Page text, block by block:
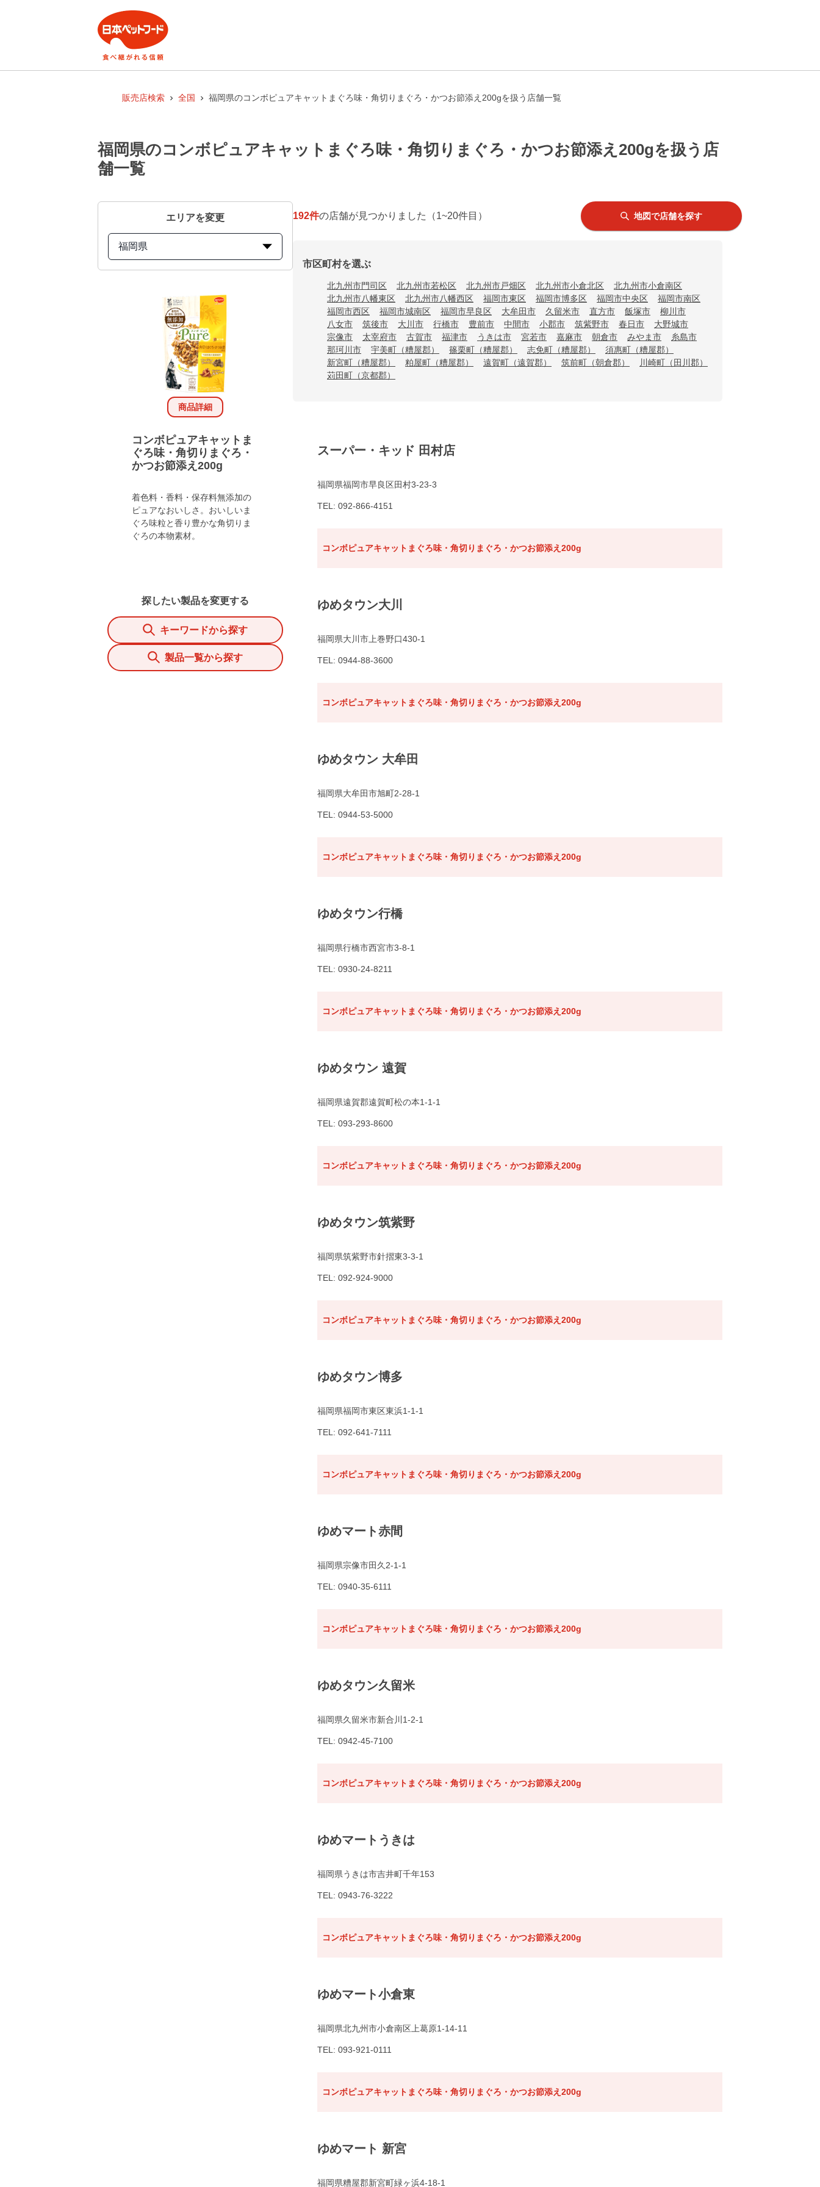
販売店検索 全国 福岡県のコンボピュアキャットまぐろ味・角切りまぐろ・かつお節添え200gを扱う店舗一覧
福岡県のコンボピュアキャットまぐろ味・角切りまぐろ・かつお節添え200gを扱う店
舗一覧
エリアを変更
福岡県
商品詳細
コンボピュアキャットま
ぐろ味・角切りまぐろ・
かつお節添え200g
着色料・香料・保存料無添加の
ピュアなおいしさ。おいしいま
ぐろ味粒と香り豊かな角切りま
ぐろの本物素材。
探したい製品を変更する
キーワードから探す
製品一覧から探す
192件の店舗が見つかりました （1~20件目） 地図で店舗を探す
市区町村を選ぶ
北九州市門司区 北九州市若松区 北九州市戸畑区 北九州市小倉北区
北九州市小倉南区
北九州市八幡東区
北九州市八幡西区 福岡市東区 福岡市博多区 福岡市中央区
福岡市南区
福岡市西区
福岡市城南区 福岡市早良区 大牟田市 久留米市 直方市 飯塚市
柳川市
八女市
筑後市 大川市 行橋市 豊前市 中間市 小郡市 筑紫野市 春日市
大野城市
宗像市
太宰府市 古賀市 福津市 うきは市 宮若市 嘉麻市 朝倉市 みやま市
糸島市
那珂川市
宇美町（糟屋郡） 篠栗町（糟屋郡） 志免町（糟屋郡）
須惠町（糟屋郡）
新宮町（糟屋郡）
粕屋町（糟屋郡） 遠賀町（遠賀郡） 筑前町（朝倉郡）
川崎町（田川郡）
苅田町（京都郡）
スーパー・キッド 田村店
福岡県福岡市早良区田村3-23-3
TEL: 092-866-4151
コンボピュアキャットまぐろ味・角切りまぐろ・かつお節添え200g
ゆめタウン大川
福岡県大川市上巻野口430-1
TEL: 0944-88-3600
コンボピュアキャットまぐろ味・角切りまぐろ・かつお節添え200g
ゆめタウン 大牟田
福岡県大牟田市旭町2-28-1
TEL: 0944-53-5000
コンボピュアキャットまぐろ味・角切りまぐろ・かつお節添え200g
ゆめタウン行橋
福岡県行橋市西宮市3-8-1
TEL: 0930-24-8211
コンボピュアキャットまぐろ味・角切りまぐろ・かつお節添え200g
ゆめタウン 遠賀
福岡県遠賀郡遠賀町松の本1-1-1
TEL: 093-293-8600
コンボピュアキャットまぐろ味・角切りまぐろ・かつお節添え200g
ゆめタウン筑紫野
福岡県筑紫野市針摺東3-3-1
TEL: 092-924-9000
コンボピュアキャットまぐろ味・角切りまぐろ・かつお節添え200g
ゆめタウン博多
福岡県福岡市東区東浜1-1-1
TEL: 092-641-7111
コンボピュアキャットまぐろ味・角切りまぐろ・かつお節添え200g
ゆめマート赤間
福岡県宗像市田久2-1-1
TEL: 0940-35-6111
コンボピュアキャットまぐろ味・角切りまぐろ・かつお節添え200g
ゆめタウン久留米
福岡県久留米市新合川1-2-1
TEL: 0942-45-7100
コンボピュアキャットまぐろ味・角切りまぐろ・かつお節添え200g
ゆめマートうきは
福岡県うきは市吉井町千年153
TEL: 0943-76-3222
コンボピュアキャットまぐろ味・角切りまぐろ・かつお節添え200g
ゆめマート小倉東
福岡県北九州市小倉南区上葛原1-14-11
TEL: 093-921-0111
コンボピュアキャットまぐろ味・角切りまぐろ・かつお節添え200g
ゆめマート 新宮
福岡県糟屋郡新宮町緑ヶ浜4-18-1